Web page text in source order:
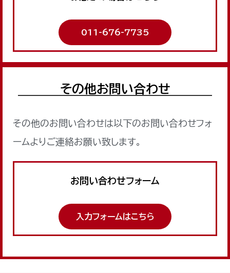
011-676-7735
その他お問い合わせ
その他のお問い合わせは以下のお問い合わせフォ
ームよりご連絡お願い致します。
お問い合わせフォーム
入力フォームはこちら